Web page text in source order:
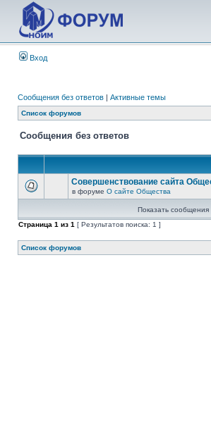
Вход
Сообщения без ответов | Активные темы
Список форумов
Сообщения без ответов
Совершенствование сайта
в форуме О сайте Общества
Показать сообщения
Страница 1 из 1 [ Результатов поиска: 1 ]
Список форумов